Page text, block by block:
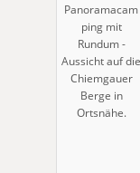
Panoramacam
ping mit
Rundum -
Aussicht auf die
Chiemgauer
Berge in
Ortsnähe.